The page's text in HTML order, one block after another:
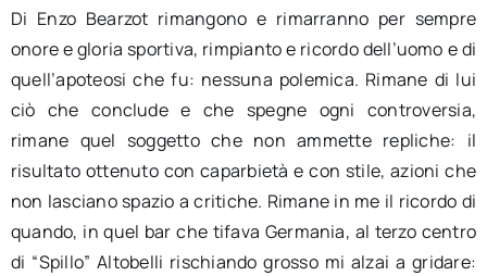
Di Enzo Bearzot rimangono e rimarranno per sempre
onore e gloria sportiva, rimpianto e ricordo dell’uomo e di
quell’apoteosi che fu: nessuna polemica. Rimane di lui
ciò che conclude e che spegne ogni controversia,
rimane quel soggetto che non ammette repliche: il
risultato ottenuto con caparbietà e con stile, azioni che
non lasciano spazio a critiche. Rimane in me il ricordo di
quando, in quel bar che tifava Germania, al terzo centro
di “Spillo” Altobelli rischiando grosso mi alzai a gridare: